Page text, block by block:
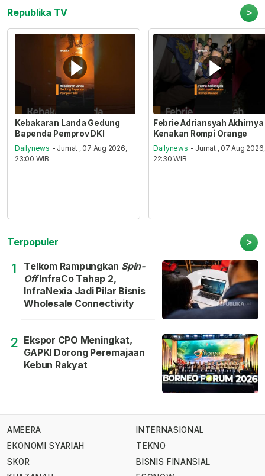
Republika TV >
Kebakaran Landa Gedung
Bapenda Pemprov DKI
Dailynews - Jumat , 07 Aug 2026,
23:00 WIB
Febrie Adriansyah Akhirnya
Kenakan Rompi Orange
Dailynews - Jumat , 07 Aug 2026,
22:30 WIB
Terpopuler >
1 Telkom Rampungkan Spin-
OffInfraCo Tahap 2,
InfraNexia Jadi Pilar Bisnis
Wholesale Connectivity
2 Ekspor CPO Meningkat,
GAPKI Dorong Peremajaan
Kebun Rakyat
AMEERA
EKONOMI SYARIAH
SKOR
INTERNASIONAL
TEKNO
BISNIS FINANSIAL